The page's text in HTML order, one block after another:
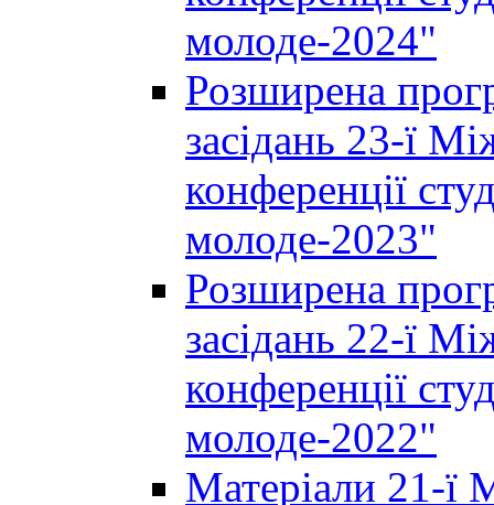
молоде-2024"
Розширена
засідань 23-ї
конференції
молоде-2023"
Розширена
засідань 22-ї
конференції
молоде-2022"
Матеріали 21-ї